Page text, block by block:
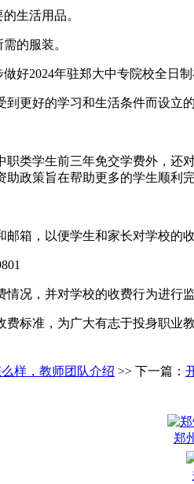
生活用品。
的服装。
好2024年驻郑大中专院校全日
更好的学习和生活条件而设立
类学生前三年免交学费外，
政策旨在帮助更多的学生顺利
箱，以便学生和家长对学校的
况，并对学校的收费行为进行监
标准，为广大有志于投身职
样，教师团队介绍 >> 下一篇：
郑